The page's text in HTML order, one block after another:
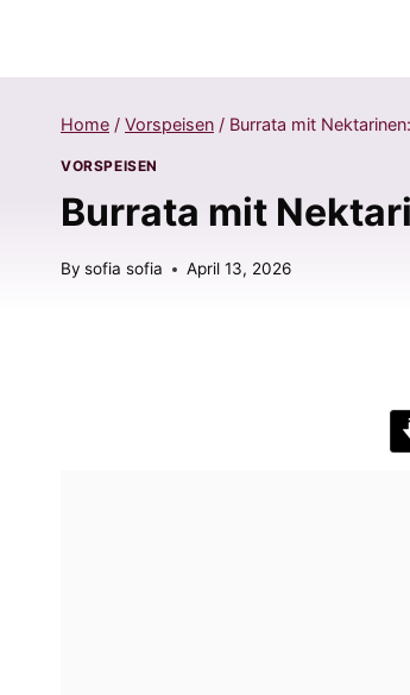
Home / Vorspeisen / Burrata mit
VORSPEISEN
Burrata mit
By sofia sofia April 13, 2026